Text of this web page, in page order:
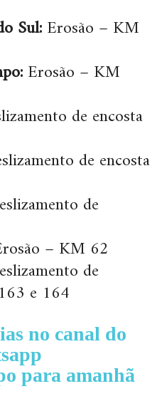
Sul:Erosão – KM
Erosão – KM
de encosta
de encosta
de
– KM 62
de
e 164
no canal do
para amanhã